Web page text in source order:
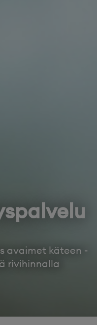
avaimet käteen -
rivihinnalla